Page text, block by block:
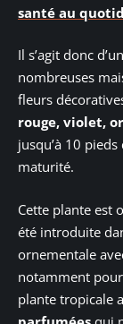
santé au
Il s’agit donc
nombreuses
fleurs
rouge, violet,
jusqu’à 10
maturité.
Cette plante est
été introduite
ornementale
notamment
plante tropicale a